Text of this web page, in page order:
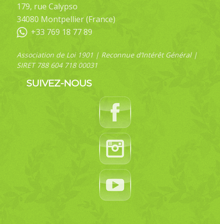
179, rue Calypso
34080 Montpellier (France)
+33 769 18 77 89
Association de Loi 1901 | Reconnue d’Intérêt Général |
SIRET 788 604 718 00031
SUIVEZ-NOUS